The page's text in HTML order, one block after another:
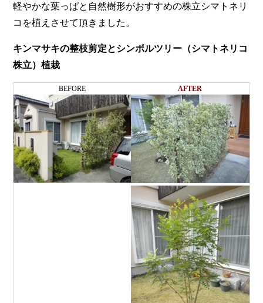
軽やかな葉っぱと自然樹形がおすすめの株立シマトネリ
コを植えさせて頂きました。
キンマサキの整枝剪定とシンボルツリー（シマトネリコ
株立）植栽
BEFORE AFTER